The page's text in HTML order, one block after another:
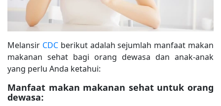
Melansir CDCberikut adalah sejumlah manfaat makan
makanan sehat bagi orang dewasa dan anak-anak
yang perlu Anda ketahui:
Manfaat makan makanan sehat untuk orang
dewasa: